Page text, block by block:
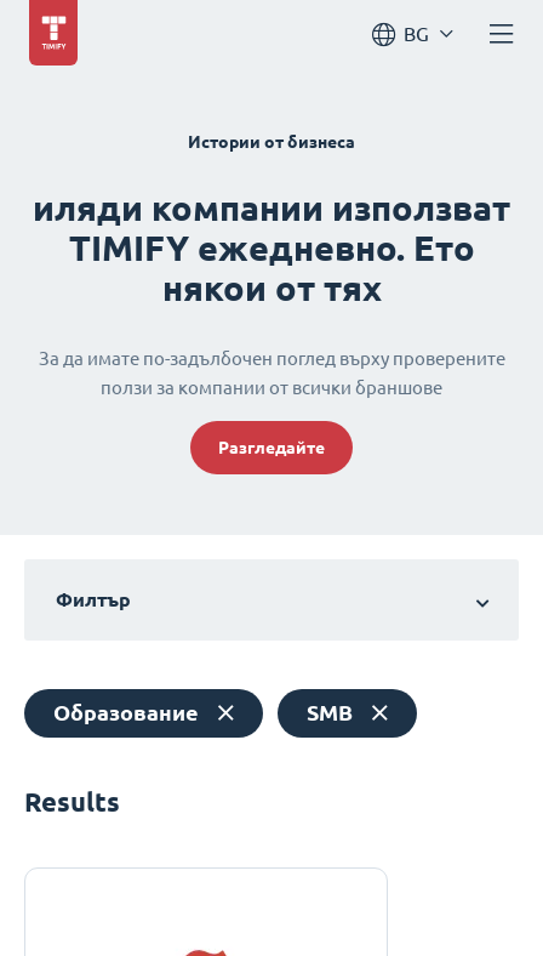
BG
Истории от бизнеса
иляди компании използват
TIMIFY ежедневно. Ето
някои от тях
За да имате по-задълбочен поглед върху проверените
ползи за компании от всички браншове
Разгледайте
Филтър
Образование SMB
Results